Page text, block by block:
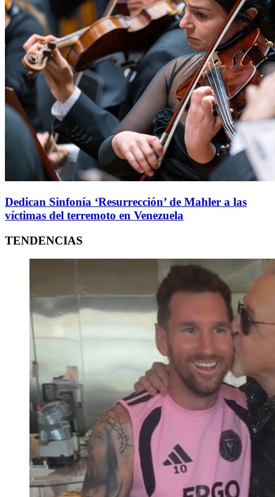
Dedican Sinfonía ‘Resurrección’ de Mahler a las
víctimas del terremoto en Venezuela
TENDENCIAS